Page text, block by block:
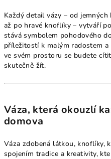
Každý detail vázy – od
až po hravé knoflíky – vytváří
stává symbolem pohodového
příležitostí k malým radostem
ve svém prostoru se budete
skutečně žít.
Váza, která okouzlí
domova
Váza zdobená látkou, knoflíky,
spojením tradice a kreativity,